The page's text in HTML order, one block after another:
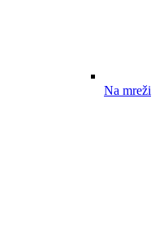
Na mreži